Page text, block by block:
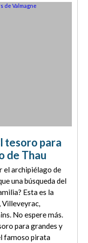
tesoro para
de Thau
el archipiélago de
una búsqueda del
Esta es la
Villeveyrac,
No espere más.
para grandes y
famoso pirata